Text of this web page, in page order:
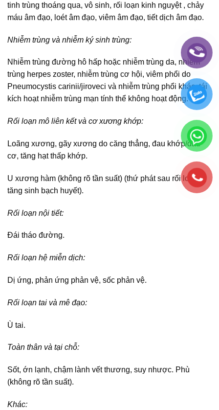
tinh trùng thoáng qua, vô sinh, rối loạn kinh nguyệt , chảy
máu âm đạo, loét âm đạo, viêm âm đạo, tiết dịch âm đạo.
Nhiễm trùng và nhiễm ký sinh trùng:
Nhiễm trùng đường hô hấp hoặc nhiễm trùng da, nhiễm
trùng herpes zoster, nhiễm trùng cơ hội, viêm phổi do
Pneumocystis carinii/jiroveci và nhiễm trùng phổi khác, tái
kích hoạt nhiễm trùng mạn tính thể không hoạt động.
Rối loạn mô liên kết và cơ xương khớp:
Loãng xương, gãy xương do căng thẳng, đau khớp/đau
cơ, tăng hạt thấp khớp.
U xương hàm (không rõ tần suất) (thứ phát sau rối loạn
tăng sinh bạch huyết).
Rối loạn nội tiết:
Đái tháo đường.
Rối loạn hệ miễn dịch:
Dị ứng, phản ứng phản vệ, sốc phản vệ.
Rối loạn tai và mê đạo:
Ù tai.
Toàn thân và tại chỗ:
Sốt, ớn lạnh, chậm lành vết thương, suy nhược. Phù
(không rõ tần suất).
Khác: